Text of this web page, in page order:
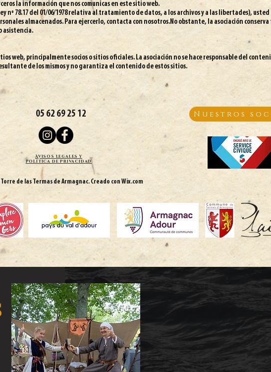
la información que nos comunicas en este sitio web.
nº 78.17 del 01/06/1978 relativa al tratamiento de datos, a los archivos y a las libertades),
almacenados. Para ejercerlo, contacta con nosotros.No obstante, la asociación conserva
asistencia.
web, principalmente socios o sitios oficiales. La asociación no se hace responsable del
de los mismos y no garantiza el contenido de estos sitios.​
05 62 69 25 12
Avisos legales y
política de privacidad
Nuestros
de las Termas de Armagnac. Creado con Wix.com